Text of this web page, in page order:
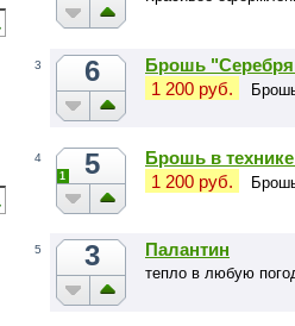
3 6
Брошь
1 200 руб.
4 5
1
Брошь в
1 200 руб.
5 3 Палантин
тепло в любую